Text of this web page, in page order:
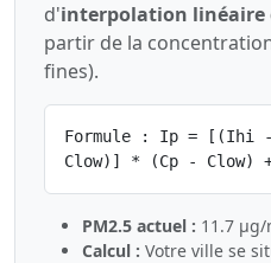
d'interpolation linéaire
partir de la
fines).
Formule : Ip = [(Ihi
Clow)] * (Cp - Clow)
PM2.5 actuel : 11.7 µg/
Calcul : Votre ville se